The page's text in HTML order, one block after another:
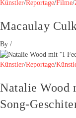
Künstler/Reportage/Filme/
Macaulay
By /
Künstler/Reportage/
Natalie Wood
Song-